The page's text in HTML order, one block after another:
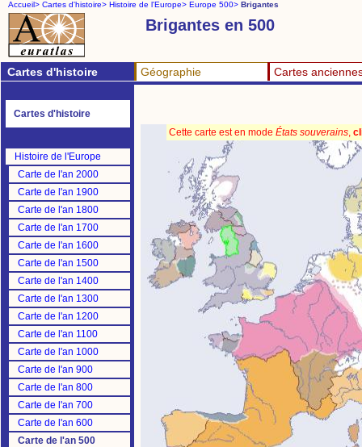
Accueil> Cartes d'histoire> Histoire de l'Europe> Europe 500> Brigantes
Brigantes en 500
Cartes d'histoire Géographie Cartes
Cartes d'histoire
Histoire de l'Europe
Carte de l'an 2000
Carte de l'an 1900
Carte de l'an 1800
Carte de l'an 1700
Carte de l'an 1600
Carte de l'an 1500
Carte de l'an 1400
Carte de l'an 1300
Carte de l'an 1200
Carte de l'an 1100
Carte de l'an 1000
Carte de l'an 900
Carte de l'an 800
Carte de l'an 700
Carte de l'an 600
Carte de l'an 500
Cette carte est en mode États souverains,